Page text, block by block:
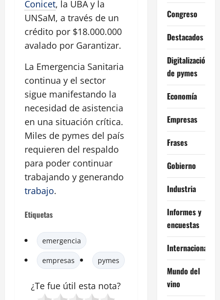
Conicet, la UBA y la
UNSaM, a través de un
crédito por $18.000.000
avalado por Garantizar.
La Emergencia Sanitaria
continua y el sector
sigue manifestando la
necesidad de asistencia
en una situación crítica.
Miles de pymes del país
requieren del respaldo
para poder continuar
trabajando y generando
trabajo.
Etiquetas
emergencia
empresas pymes
¿Te fue útil esta nota?
Congreso
Destacados
Digitalización
de pymes
Economía
Empresas
Frases
Gobierno
Industria
Informes y
encuestas
Internacional
Mundo del
vino